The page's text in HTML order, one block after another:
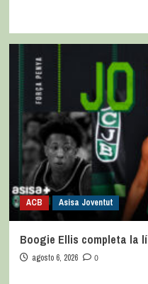
ACB Asisa Joventut
Boogie Ellis completa la
agosto 6, 2026 0